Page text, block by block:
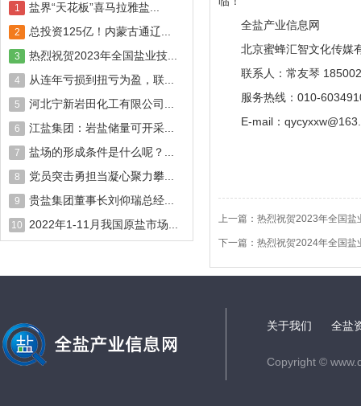
1 盐界“天花板”喜马拉雅盐...
2 总投资125亿！内蒙古通辽...
3 热烈祝贺2023年全国盐业技...
4 从连年亏损到扭亏为盈，联...
5 河北宁新岩田化工有限公司...
6 江盐集团：岩盐储量可开采...
7 盐场的形成条件是什么呢？...
8 党员突击勇担当凝心聚力攀...
9 贵盐集团董事长刘仰瑞总经...
10 2022年1-11月我国原盐市场...
全盐产业信息网
北京蜜蜂汇智文化传媒
联系人：常友琴
服务热线：010-
E-mail：
上一篇： 热烈祝贺2023年全国盐
下一篇： 热烈祝贺2024年全国盐
关于我们 全盐
Copyright ©